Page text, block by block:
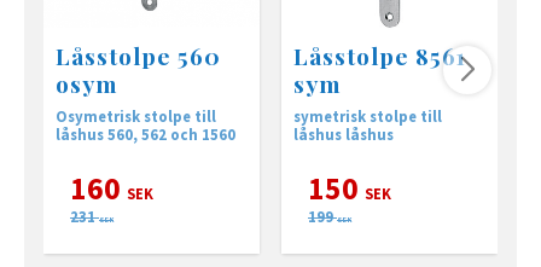
Låsstolpe 560
osym
Osymetrisk stolpe till
låshus 560, 562 och 1560
160 SEK
231 SEK
Låsstolpe 8561
sym
symetrisk stolpe till
låshus låshus
150 SEK
199 SEK